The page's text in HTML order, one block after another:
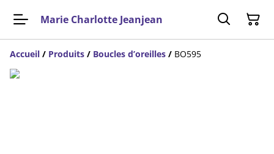
Marie Charlotte Jeanjean
Accueil / Produits / Boucles d’oreilles / BO595